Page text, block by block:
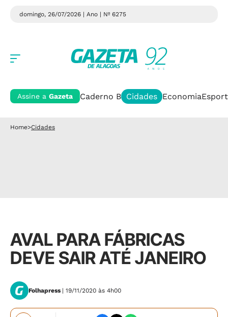
domingo, 26/07/2026 | Ano | Nº 6275
Assine a Gazeta Caderno B Cidades Economia
Home>Cidades
AVAL PARA FÁBRICAS
DEVE SAIR ATÉ JANEIRO
Folhapress | 19/11/2020 às 4h00